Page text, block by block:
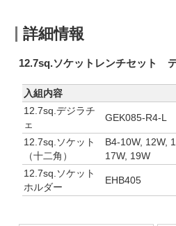
詳細情報
12.7sq.ソケットレンチセット
入組内容
12.7sq.デジラチ
ェ
GEK085-R4-L
12.7sq.ソケット
（十二角）
B4-10W, 12W,
17W, 19W
12.7sq.ソケット
ホルダー
EHB405